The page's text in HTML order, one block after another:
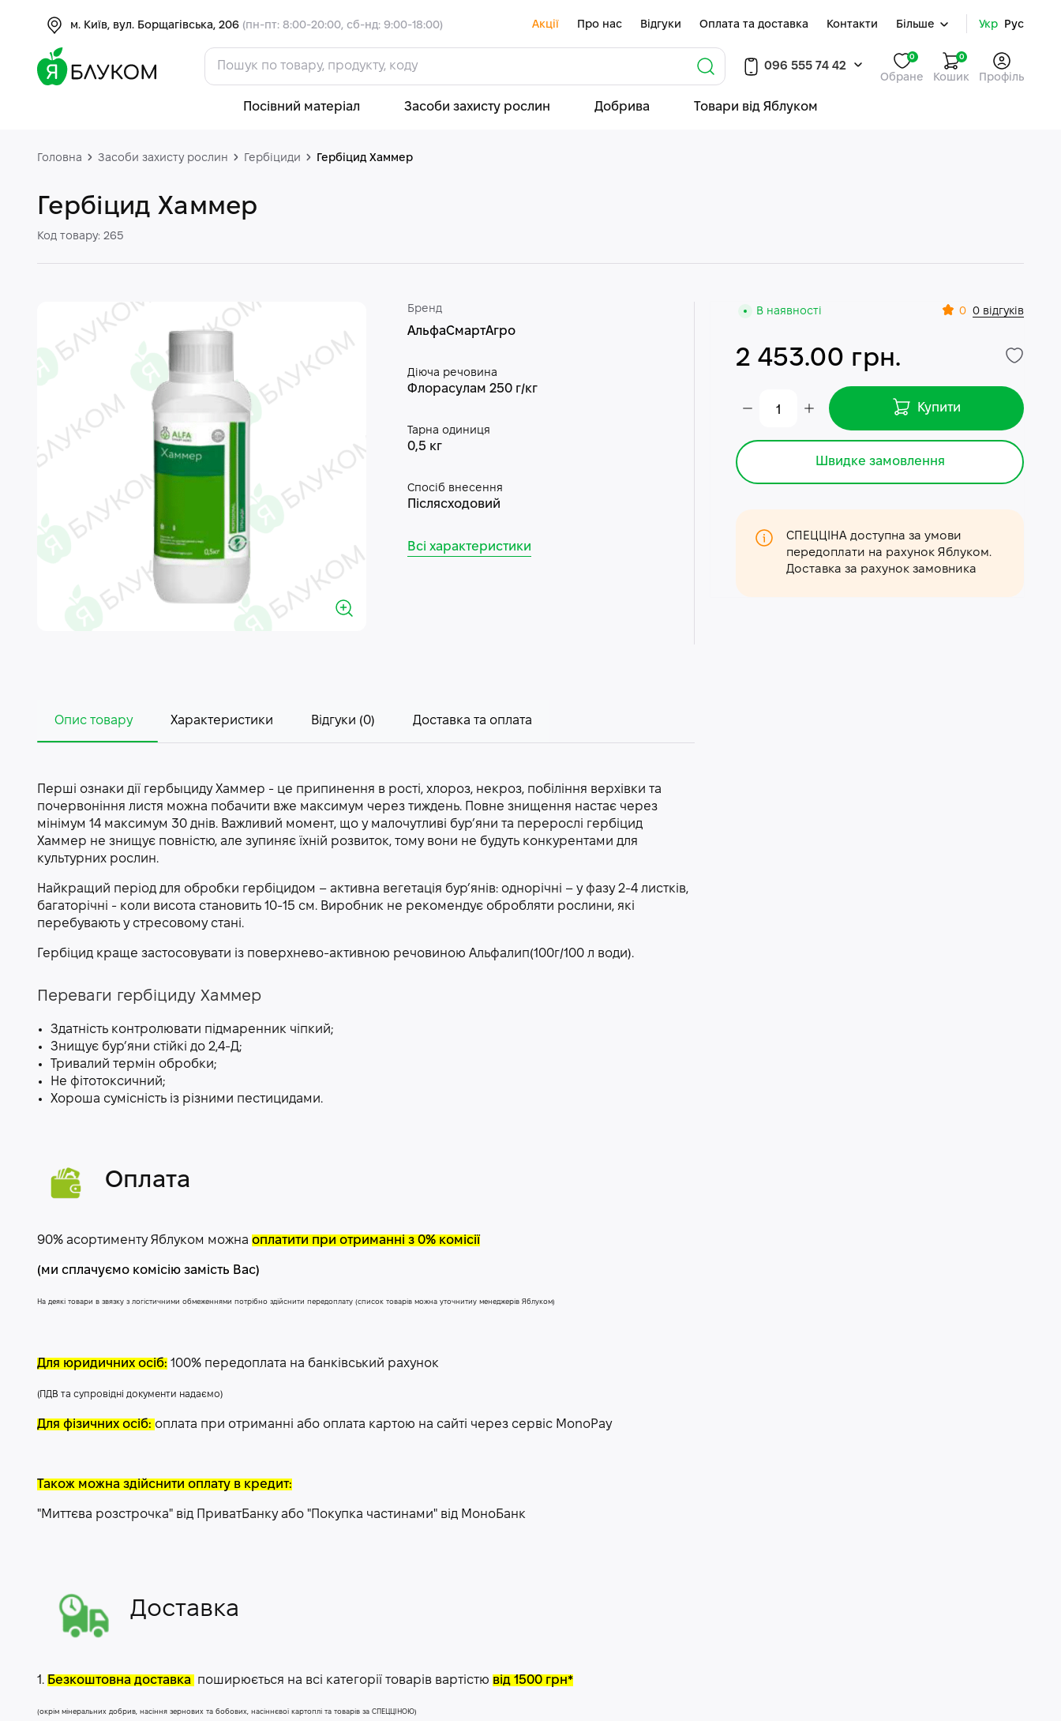
м. Київ, вул. Борщагівська, 206 (пн-пт: 8:00-20:00, сб-нд: 9:00-18:00) Акції Про нас Відгуки Оплата та доставка Контакти Більше Укр Рус
096 555 74 42
Обране
0 0
Кошик Профіль
Посівний матеріал Засоби захисту рослин Добрива Товари від Яблуком
Головна Засоби захисту рослин Гербіциди Гербіцид Хаммер
Гербіцид Хаммер
Код товару: 265
Бренд
АльфаСмартАгро
Діюча речовина
Флорасулам 250 г/кг
Тарна одиниця
0,5 кг
Спосіб внесення
Післясходовий
Всі характеристики
В наявності 0 0 відгуків
2 453.00 грн.
Купити
Швидке замовлення
СПЕЦЦІНА доступна за умови
передоплати на рахунок Яблуком.
Доставка за рахунок замовника
Опис товару Характеристики Відгуки (0) Доставка та оплата
Перші ознаки дії гербыциду Хаммер - це припинення в рості, хлороз, некроз, побіління верхівки та
почервоніння листя можна побачити вже максимум через тиждень. Повне знищення настає через
мінімум 14 максимум 30 днів. Важливий момент, що у малочутливі бур’яни та перерослі гербіцид
Хаммер не знищує повністю, але зупиняє їхній розвиток, тому вони не будуть конкурентами для
культурних рослин.
Найкращий період для обробки гербіцидом – активна вегетація бур’янів: однорічні – у фазу 2-4 листків,
багаторічні - коли висота становить 10-15 см. Виробник не рекомендує обробляти рослини, які
перебувають у стресовому стані.
Гербіцид краще застосовувати із поверхнево-активною речовиною Альфалип(100г/100 л води).
Переваги гербіциду Хаммер
Здатність контролювати підмаренник чіпкий;
Знищує бур’яни стійкі до 2,4-Д;
Тривалий термін обробки;
Не фітотоксичний;
Хороша сумісність із різними пестицидами.
Оплата
90% асортименту Яблуком можна оплатити при отриманні з 0% комісії
(ми сплачуємо комісію замість Вас)
На деякі товари в звязку з логістичними обмеженнями потрібно здійснити передоплату (список товарів можна уточнитиу менеджерів Яблуком)
Для юридичних осіб: 100% передоплата на банківський рахунок
(ПДВ та супровідні документи надаємо)
Для фізичних осіб: оплата при отриманні або оплата картою на сайті через сервіс МоnoPay
Також можна здійснити оплату в кредит:
"Миттєва розстрочка" від ПриватБанку або "Покупка частинами" від МоноБанк
Доставка
1. Безкоштовна доставка поширюється на всі категорії товарів вартістю від 1500 грн*
(окрім мінеральних добрив, насіння зернових та бобових, насіннєвої картоплі та товарів за СПЕЦЦІНОЮ)